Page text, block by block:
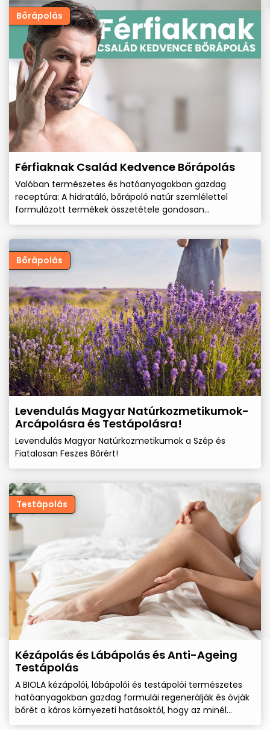
Bőrápolás
Férfiaknak Család Kedvence Bőrápolás
Valóban természetes és hatóanyagokban gazdag
receptúra: A hidratáló, bőrápoló natúr szemlélettel
formulázott termékek összetétele gondosan
összeállított, hogy a bőröd számára a legjobb ápolást
Bőrápolás
Levendulás Magyar Natúrkozmetikumok-
Arcápolásra és Testápolásra!
Levendulás Magyar Natúrkozmetikumok a Szép és
Fiatalosan Feszes Bőrért!
Testápolás
Kézápolás és Lábápolás és Anti-Ageing
Testápolás
A BIOLA kézápolói, lábápolói és testápolói természetes
hatóanyagokban gazdag formulái regenerálják és óvják
bőrét a káros környezeti hatásoktól, hogy az minél
tovább megőrizze fiatalos feszességét.